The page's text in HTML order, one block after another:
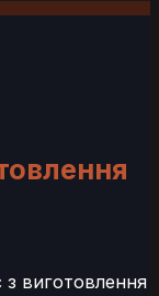
виготовлення